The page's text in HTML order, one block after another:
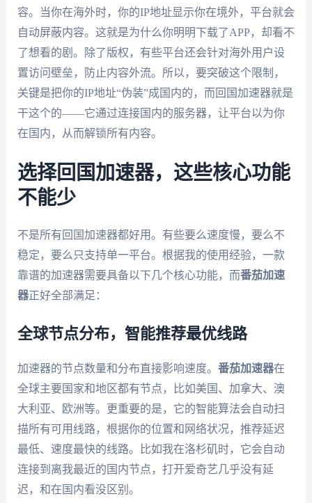
容。当你在海外时，你的IP地址显示你在境外，平台就会
自动屏蔽内容。这就是为什么你明明下载了APP，却看不
了想看的剧。除了版权，有些平台还会针对海外用户设
置访问壁垒，防止内容外流。所以，要突破这个限制，
关键是把你的IP地址“伪装”成国内的，而回国加速器就是
干这个的——它通过连接国内的服务器，让平台以为你
在国内，从而解锁所有内容。
选择回国加速器，这些核心功能
不能少
不是所有回国加速器都好用。有些要么速度慢，要么不
稳定，要么只支持单一平台。根据我的使用经验，一款
靠谱的加速器需要具备以下几个核心功能，而番茄加速
器正好全部满足：
全球节点分布，智能推荐最优线路
加速器的节点数量和分布直接影响速度。 番茄加速器在
全球主要国家和地区都有节点，比如美国、加拿大、澳
大利亚、欧洲等。更重要的是，它的智能算法会自动扫
描所有可用线路，根据你的位置和网络状况，推荐延迟
最低、速度最快的线路。比如我在洛杉矶时，它会自动
连接到离我最近的国内节点，打开爱奇艺几乎没有延
迟，和在国内看没区别。